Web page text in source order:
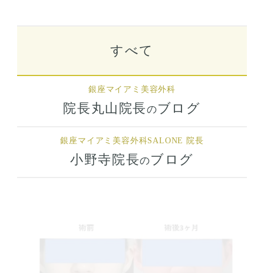
すべて
銀座マイアミ美容外科
院長丸山院長のブログ
銀座マイアミ美容外科SALONE 院長
小野寺院長のブログ